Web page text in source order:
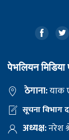
पेभलियन मिडिया
ठेगाना:याक
सूचना विभाग
अध्यक्ष:नरेश